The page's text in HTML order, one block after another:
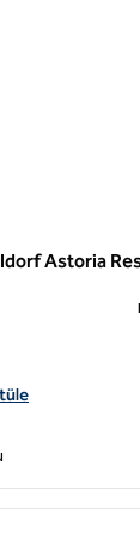
Astoria
Resort için